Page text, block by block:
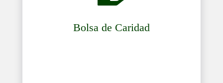
Bolsa de Caridad